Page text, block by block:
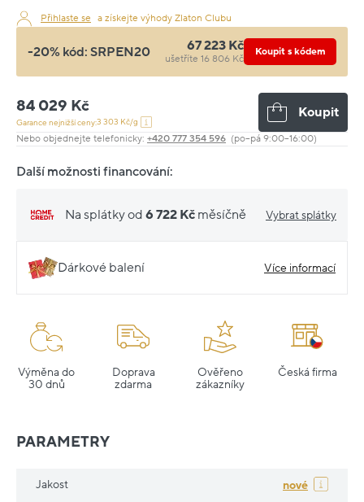
Přihlaste se a získejte výhody Zlaton Clubu
-20% kód: SRPEN20 67 223 Kč
ušetříte 16 806 Kč
Koupit s kódem
84 029 Kč
Garance nejnižší ceny:3 303 Kč/g
Koupit
Nebo objednejte telefonicky: +420 777 354 596 (po–pá 9:00–16:00)
Další možnosti financování:
Na splátky od 6 722 Kč měsíčně Vybrat splátky
Dárkové balení Více informací
Výměna do
30 dnů
Doprava
zdarma
Ověřeno
zákazníky
Česká firma
PARAMETRY
Jakost nové